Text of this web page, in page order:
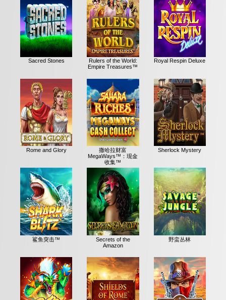
Sacred Stones
Rulers of the World:
Empire Treasures™
Royal Respin Deluxe
Rome and Glory
撒哈拉财富
MegaWays™：现金
收集™
Sherlock Mystery
鲨鱼突击™
Secrets of the
Amazon
野蛮丛林